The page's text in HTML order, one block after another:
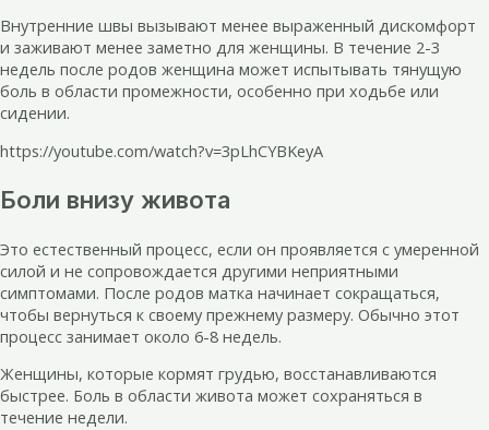
Внутренние швы вызывают менее выраженный дискомфорт
и заживают менее заметно для женщины. В течение 2-3
недель после родов женщина может испытывать тянущую
боль в области промежности, особенно при ходьбе или
сидении.
https://youtube.com/watch?v=3pLhCYBKeyA
Боли внизу живота
Это естественный процесс, если он проявляется с умеренной
силой и не сопровождается другими неприятными
симптомами. После родов матка начинает сокращаться,
чтобы вернуться к своему прежнему размеру. Обычно этот
процесс занимает около 6-8 недель.
Женщины, которые кормят грудью, восстанавливаются
быстрее. Боль в области живота может сохраняться в
течение недели.